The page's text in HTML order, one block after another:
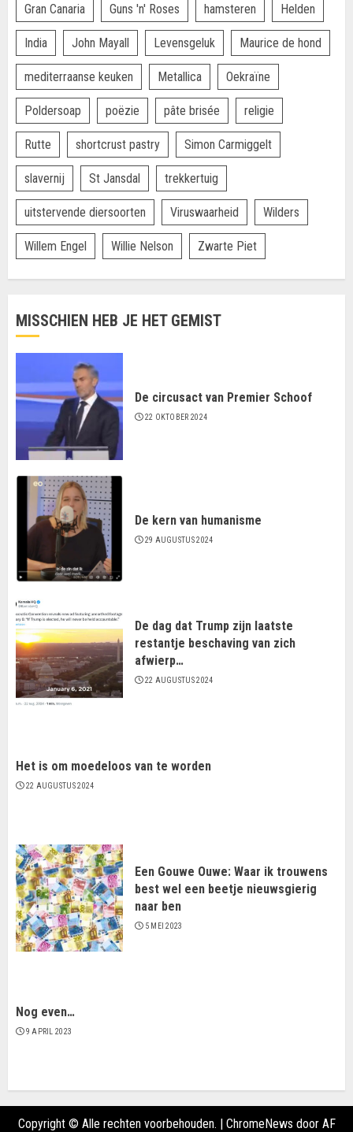
Gran Canaria Guns 'n' Roses hamsteren Helden
India John Mayall Levensgeluk Maurice de hond
mediterraanse keuken Metallica Oekraïne
Poldersoap poëzie pâte brisée religie
Rutte shortcrust pastry Simon Carmiggelt
slavernij St Jansdal trekkertuig
uitstervende diersoorten Viruswaarheid Wilders
Willem Engel Willie Nelson Zwarte Piet
MISSCHIEN HEB JE HET GEMIST
De circusact van Premier Schoof
22 OKTOBER 2024
De kern van humanisme
29 AUGUSTUS 2024
De dag dat Trump zijn laatste
restantje beschaving van zich
afwierp…
22 AUGUSTUS 2024
Het is om moedeloos van te worden
22 AUGUSTUS 2024
Een Gouwe Ouwe: Waar ik trouwens
best wel een beetje nieuwsgierig
naar ben
5 MEI 2023
Nog even…
9 APRIL 2023
Copyright © Alle rechten voorbehouden. | ChromeNews door AF